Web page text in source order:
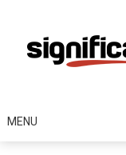
content
MENU